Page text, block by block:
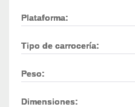
Plataforma:
Tipo de carrocería:
Peso:
Dimensiones: